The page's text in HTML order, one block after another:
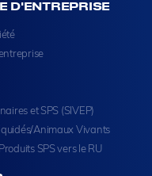
D'ENTREPRISE
et SPS (SIVEP)
Animaux Vivants
SPS vers le RU